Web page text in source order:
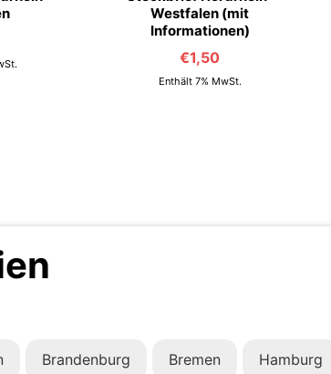
Westfalen (mit
Informationen)
€1,50
Enthält 7% MwSt.
Brandenburg Bremen Hamburg